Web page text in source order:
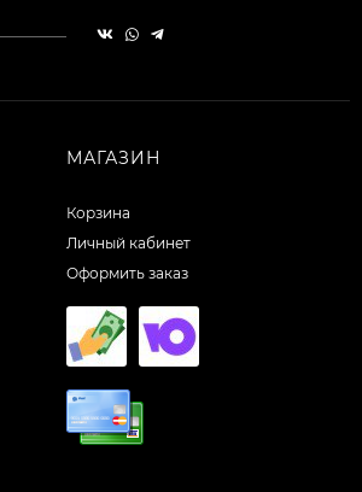
МАГАЗИН
Корзина
Личный кабинет
Оформить заказ